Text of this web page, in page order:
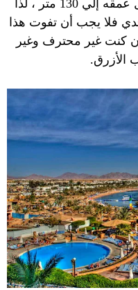
فتحة الخروج إلي البحر حيث يصل عمقه إلي 130 متر ، لذا
فلا يجب أن تفوت هذا
كنت غير محترف وغير
الأزرق.